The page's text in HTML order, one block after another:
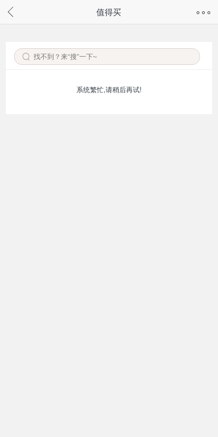
请通过微信或支付宝搜“奇兔客小程序”访问
值得买
系统繁忙,请稍后再试!